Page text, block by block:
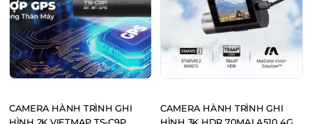
CAMERA HÀNH TRÌNH GHI
CAMERA HÀNH TRÌNH GHI